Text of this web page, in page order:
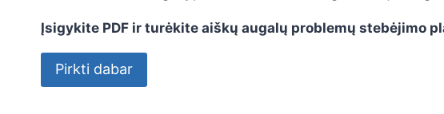
Įsigykite PDF ir turėkite aiškų augalų problemų stebėjimo
Pirkti dabar